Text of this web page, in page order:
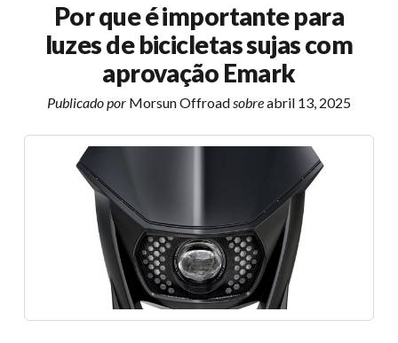
para
o
seu
Silverado
1500
2500HD
Por que é importante para
luzes de bicicletas sujas com
aprovação Emark
Publicado por Morsun Offroadsobreabril 13, 2025